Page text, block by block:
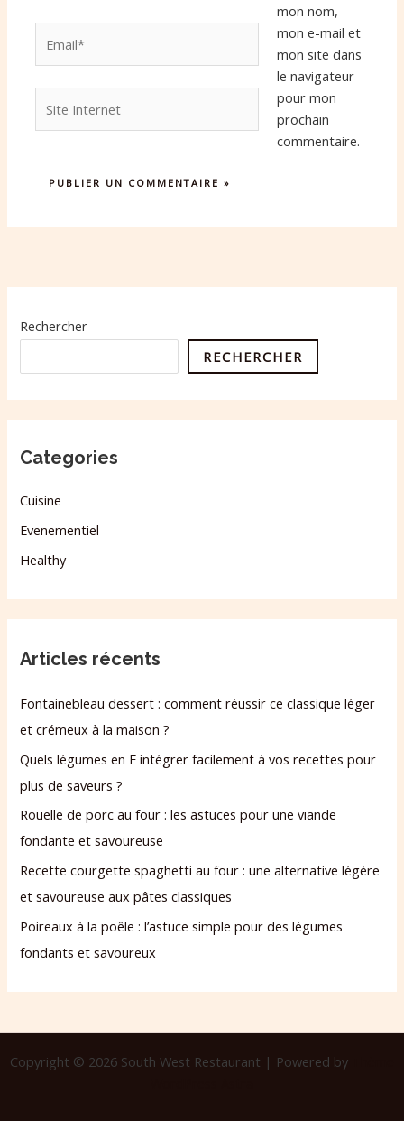
Internet
mon nom,
mon e-mail et
mon site dans
le navigateur
pour mon
prochain
commentaire.
Rechercher
RECHERCHER
Categories
Cuisine
Evenementiel
Healthy
Articles récents
Fontainebleau dessert : comment réussir ce classique léger
et crémeux à la maison ?
Quels légumes en F intégrer facilement à vos recettes pour
plus de saveurs ?
Rouelle de porc au four : les astuces pour une viande
fondante et savoureuse
Recette courgette spaghetti au four : une alternative légère
et savoureuse aux pâtes classiques
Poireaux à la poêle : l’astuce simple pour des légumes
fondants et savoureux
Copyright © 2026 South West Restaurant | Powered by